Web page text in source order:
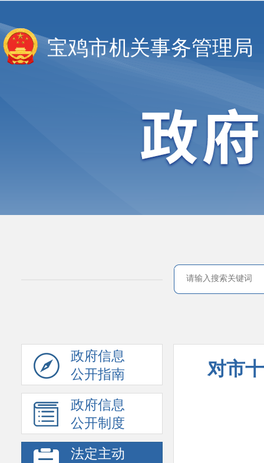
宝鸡市机关事务管理局
政府信息
公开指南
政府信息
公开制度
法定主动
对市